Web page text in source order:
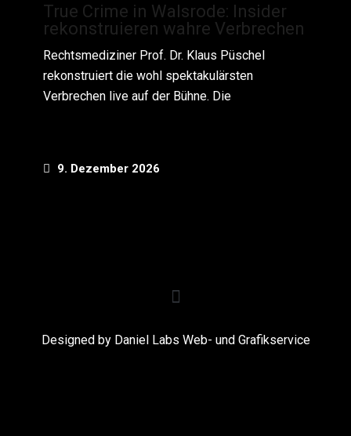
True Crime in Walsrode: Insider
rekonstruieren wahre Verbrechen
Rechtsmediziner Prof. Dr. Klaus Püschel
rekonstruiert die wohl spektakulärsten
Verbrechen live auf der Bühne. Die
9. Dezember 2026
Designed by Daniel Labs Web- und Grafikservice